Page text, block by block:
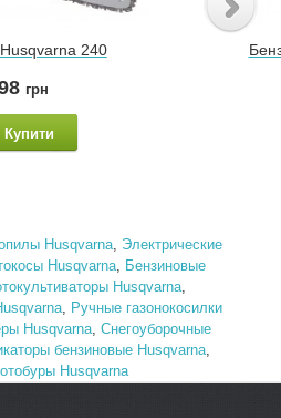
240
грн
Купити
Husqvarna, Электрические
Husqvarna, Бензиновые
Husqvarna,
, Ручные газонокосилки
Husqvarna, Снегоуборочные
бензиновые Husqvarna,
Husqvarna